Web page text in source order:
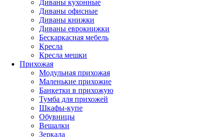
Диваны кухонные
Диваны офисные
Диваны книжки
Диваны еврокнижки
Бескаркасная мебель
Кресла
Кресла мешки
Прихожая
Модульная прихожая
Маленькие прихожие
Банкетки в прихожую
Тумба для прихожей
Шкафы-купе
Обувницы
Вешалки
Зеркала